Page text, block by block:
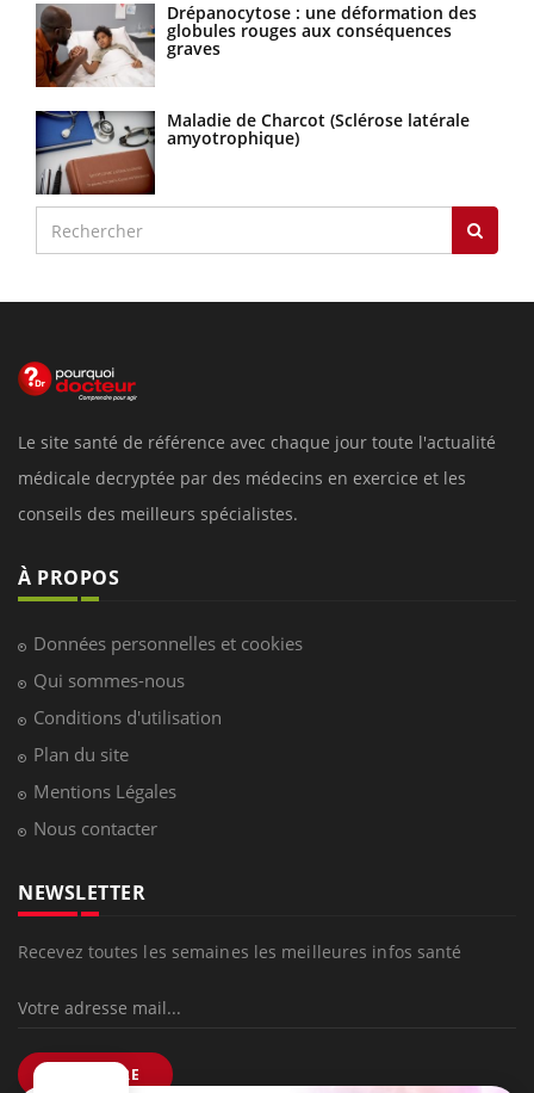
Drépanocytose : une déformation des
globules rouges aux conséquences
graves
Maladie de Charcot (Sclérose latérale
amyotrophique)
Le site santé de référence avec chaque jour toute l'actualité
médicale decryptée par des médecins en exercice et les
conseils des meilleurs spécialistes.
À PROPOS
Données personnelles et cookies
Qui sommes-nous
Conditions d'utilisation
Plan du site
Mentions Légales
Nous contacter
NEWSLETTER
Recevez toutes les semaines les meilleures infos santé
S'INSCRIRE